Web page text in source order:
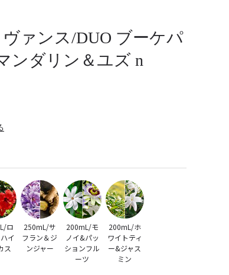
ァンス/DUO ブーケパ
ンダリン＆ユズ n
ロ
イ
ス
250mL/サ
フラン＆ジ
ンジャー
200mL/モ
ノイ&パッ
ションフル
ーツ
200mL/ホ
ワイトティ
ー&ジャス
ミン